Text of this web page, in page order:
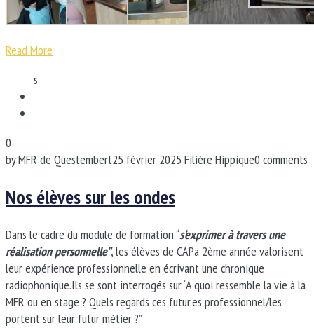
Read More
s
0
byMFR de Questembert25 février 2025 Filière Hippique0 comments
Nos élèves sur les ondes
Dans le cadre du module de formation “s’exprimer à travers une
réalisation personnelle”, les élèves de CAPa 2ème année valorisent
leur expérience professionnelle en écrivant une chronique
radiophonique.Ils se sont interrogés sur “A quoi ressemble la vie à la
MFR ou en stage ? Quels regards ces futur.es professionnel/les
portent sur leur futur métier ?”